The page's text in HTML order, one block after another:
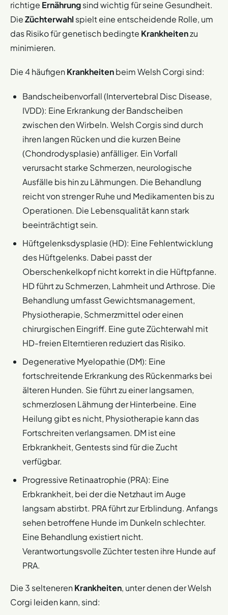
können.
Bereitet euch optimal auf den Welpen vor. Richtet einen
ruhigen Schlafplatz ein. Kauft passendes Futter, Näpfe,
Spielzeug, eine Leine und ein Geschirr. Macht euer
und kleine Gegenstände entfernt. Plant die
Gesundheitschecks.
Herausforderungen mit Welpen sind normal.
Stubenreinheit erfordert konsequentesTrainingund
häufiges Gassigehen, besonders nach dem Schlafen,
Fressen und Spielen. Kauen an Möbeln lenkt ihr auf
erlaubtes Kauspielzeug um. Gegen nächtliches Weinen
helfen Nähe und eine feste Routine. Geduld und positive
Bestärkung sind eure wichtigsten Werkzeuge während
derAufzucht.
Stellt euch vor der Anschaffung ehrliche Fragen. Habt ihr
täglich mindestens 2 Stunden Zeit
Spiel und Training? Bietet eure Wohnung genug Raum für
einen aktiven Hund? Habt ihr das Budget für
Anschaffungskosten, Futter, Vorsorge , Tierarztkosten
und eventuelle unerwartete Ausgaben? Seid ihr bereit
für denPflegeaufwand, der regelmäßiges Bürsten
beinhaltet?
Überprüft den
genau. Achtet auf klare Augen ohne Ausfluss, saubere
Ohren und ein gepflegtes Fell ohne kahle Stellen. Der
Welpe sollte weder zu dünn noch zu dick sein. Fragt den
Züchter gezielt nach den Gesundheitsuntersuchungen
der Elterntiere bezüglich rassetypischer Erkrankungen.
Zu diesen Erkrankungen gehören
Bandscheibenprobleme (IVDD), Hüftdysplasie (HD) und
bestimmte Augenerkrankungen wie Progressive Retina
Atrophie (PRA). Ein seriöser Züchter informiert offen über
dieGesundheit seiner Zuchtlinie.
richtige Ernährungsind wichtig für seine Gesundheit.
DieZüchterwahl spielt eine entscheidende Rolle, um
das Risiko für genetisch bedingte Krankheitenzu
minimieren.
Die 4 häufigenKrankheitenbeim Welsh Corgi sind:
Bandscheibenvorfall (Intervertebral Disc Disease,
IVDD): Eine Erkrankung der Bandscheiben
zwischen den Wirbeln. Welsh Corgis sind durch
ihren langen Rücken und die kurzen Beine
(Chondrodysplasie) anfälliger. Ein Vorfall
verursacht starke Schmerzen, neurologische
Ausfälle bis hin zu Lähmungen. Die Behandlung
reicht von strenger Ruhe und Medikamenten bis zu
Operationen. Die Lebensqualität kann stark
beeinträchtigt sein.
Hüftgelenksdysplasie (HD): Eine Fehlentwicklung
des Hüftgelenks. Dabei passt der
Oberschenkelkopf nicht korrekt in die Hüftpfanne.
HD führt zu Schmerzen, Lahmheit und Arthrose. Die
Behandlung umfasst Gewichtsmanagement,
Physiotherapie, Schmerzmittel oder einen
chirurgischen Eingriff. Eine gute Züchterwahl mit
HD-freien Elterntieren reduziert das Risiko.
Degenerative Myelopathie (DM): Eine
fortschreitende Erkrankung des Rückenmarks bei
älteren Hunden. Sie führt zu einer langsamen,
schmerzlosen Lähmung der Hinterbeine. Eine
Heilung gibt es nicht, Physiotherapie kann das
Fortschreiten verlangsamen. DM ist eine
Erbkrankheit, Gentests sind für die Zucht
verfügbar.
Progressive Retinaatrophie (PRA): Eine
Erbkrankheit, bei der die Netzhaut im Auge
langsam abstirbt. PRA führt zur Erblindung. Anfangs
sehen betroffene Hunde im Dunkeln schlechter.
Eine Behandlung existiert nicht.
Verantwortungsvolle Züchter testen ihre Hunde auf
PRA.
Die 3 seltenerenKrankheiten, unter denen der Welsh
Corgi leiden kann, sind: